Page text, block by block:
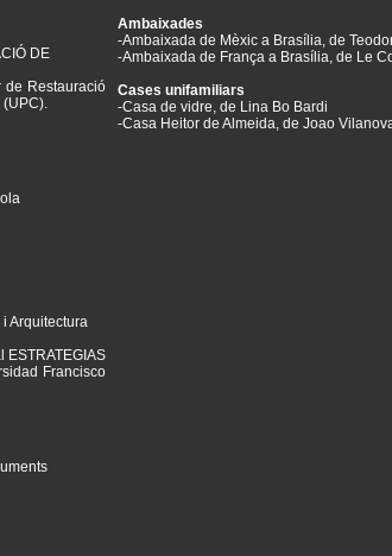
DE
Restauració
(UPC).
Arquitectura
Francisco
Ambaixades
-Ambaixada de Mèxic a Brasília, de
-Ambaixada de França a Brasília, de Le
Cases unifamiliars
-Casa de vidre, de Lina Bo Bardi
-Casa Heitor de Almeida, de Joao